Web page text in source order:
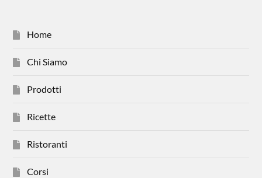
Home
Chi Siamo
Prodotti
Ricette
Ristoranti
Corsi